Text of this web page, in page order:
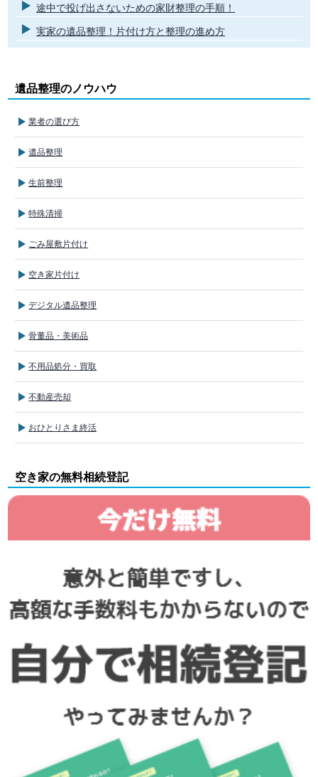
途中で投げ出さないための家財整理の手順！
実家の遺品整理！片付け方と整理の進め方
遺品整理のノウハウ
業者の選び方
遺品整理
生前整理
特殊清掃
ごみ屋敷片付け
空き家片付け
デジタル遺品整理
骨董品・美術品
不用品処分・買取
不動産売却
おひとりさま終活
空き家の無料相続登記